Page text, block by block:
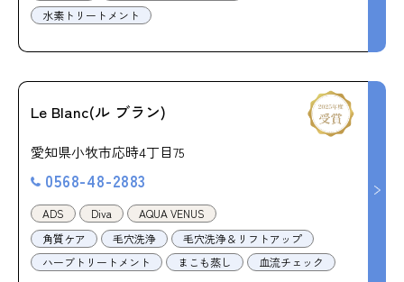
水素トリートメント
Le Blanc(ル ブラン)
愛知県小牧市応時4丁目75
0568-48-2883
ADS Diva
AQUA VENUS
角質ケア
毛穴洗浄
毛穴洗浄＆リフトアップ
ハーブトリートメント
まこも蒸し 血流チェック